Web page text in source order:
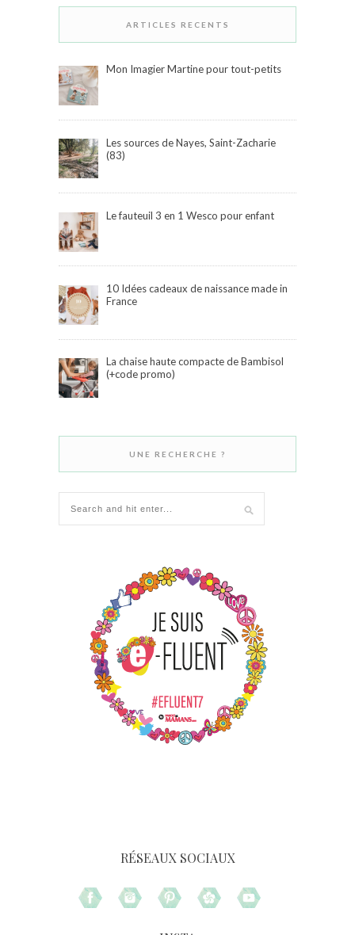
ARTICLES RECENTS
Mon Imagier Martine pour tout-petits
Les sources de Nayes, Saint-Zacharie
(83)
Le fauteuil 3 en 1 Wesco pour enfant
10 Idées cadeaux de naissance made in
France
La chaise haute compacte de Bambisol
(+code promo)
UNE RECHERCHE ?
RÉSEAUX SOCIAUX